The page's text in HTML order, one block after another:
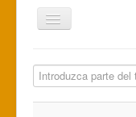
Toggle
Navigation
Centro de
Introduzca parte del